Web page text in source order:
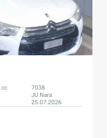
7038
JU Nara
25.07.2026